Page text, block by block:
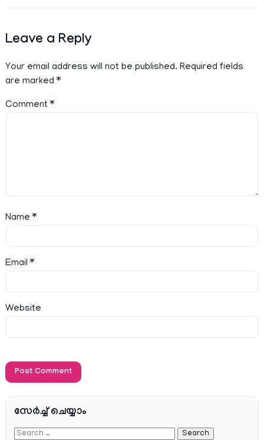
Leave a Reply
Your email address will not be published. Required fields
are marked*
Comment*
Name*
Email*
Website
സേര്‍ച്ച്‌ ചെയ്യാം